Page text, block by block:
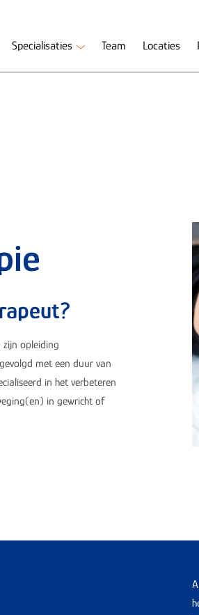
Specialisaties Team Locaties
opleiding
met een duur van
in het verbeteren
in gewricht of